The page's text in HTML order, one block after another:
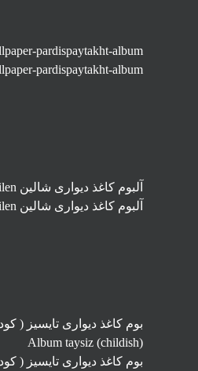
pardispaytakht-album
pardispaytakht-album
آلبوم کاغذ دیواری شالین shailen
آلبوم کاغذ دیواری شالین shailen
Album taysiz (childish)